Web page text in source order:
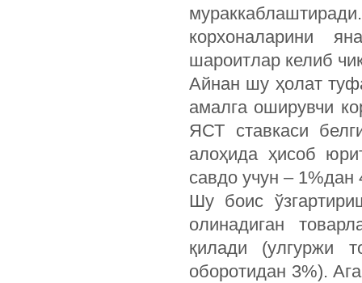
корхоналарини
шароитлар келиб
Айнан шу ҳолат
амалга оширувчи
ЯСТ ставкаси
алоҳида ҳисоб
савдо учун –
Шу боис
олинадиган
қилади (улгуржи
оборотидан 3%).